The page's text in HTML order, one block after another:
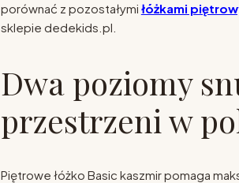
porównać z pozostałymi łóżkami
sklepie dedekids.pl.
Dwa poziomy
przestrzeni w
Piętrowe łóżko Basic kaszmir pomaga